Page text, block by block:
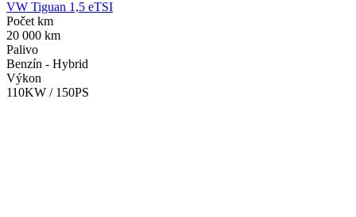
VW Tiguan 1,5 eTSI
Počet km
20 000 km
Palivo
Benzín - Hybrid
Výkon
110KW / 150PS